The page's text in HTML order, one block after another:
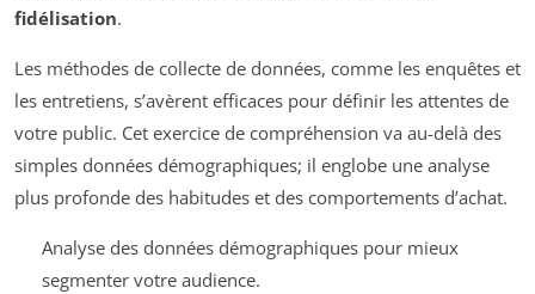
fidélisation.
Les méthodes de collecte de données, comme les enquêtes et
les entretiens, s’avèrent efficaces pour définir les attentes de
votre public. Cet exercice de compréhension va au-delà des
simples données démographiques; il englobe une analyse
plus profonde des habitudes et des comportements d’achat.
Analyse des données démographiques pour mieux
segmenter votre audience.